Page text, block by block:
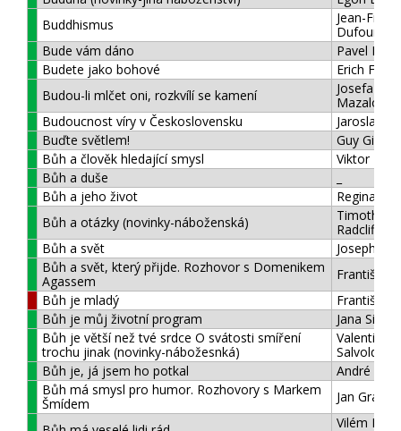
Buddhismus
Jean-
Dufour
Bude vám dáno
Pavel
Budete jako bohové
Erich
Budou-li mlčet oni, rozkvílí se kamení
Josefa
Mazalová
Budoucnost víry v Československu
Jaroslav
Buďte světlem!
Guy Gilbert
Bůh a člověk hledající smysl
Viktor
Bůh a duše
Bůh a jeho život
Reginald
Bůh a otázky (novinky-náboženská)
Timothy
Radcliffe
Bůh a svět
Joseph
Bůh a svět, který přijde. Rozhovor s Domenikem
Agassem
František,
Bůh je mladý
František
Bůh je můj životní program
Jana
Bůh je větší než tvé srdce O svátosti smíření
trochu jinak (novinky-nábožesnká)
Valentino
Salvoldi
Bůh je, já jsem ho potkal
André
Bůh má smysl pro humor. Rozhovory s Markem
Šmídem
Jan
Vilém D.